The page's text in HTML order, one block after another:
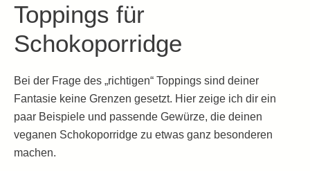
Toppings für
Schokoporridge
Bei der Frage des „richtigen“ Toppings sind deiner
Fantasie keine Grenzen gesetzt. Hier zeige ich dir ein
paar Beispiele und passende Gewürze, die deinen
veganen Schokoporridge zu etwas ganz besonderen
machen.